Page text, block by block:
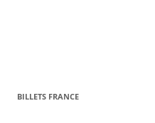
BILLETS FRANCE